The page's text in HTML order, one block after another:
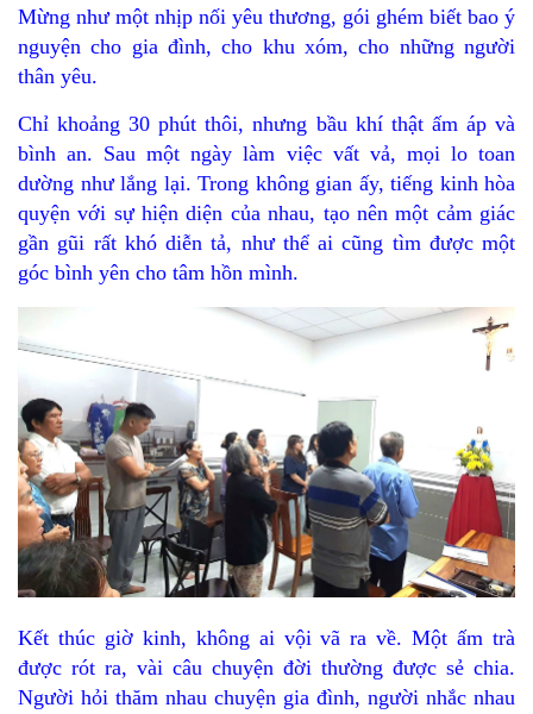
Mừng như một nhịp nối yêu thương, gói ghém biết bao ý
nguyện cho gia đình, cho khu xóm, cho những người
thân yêu.
Chỉ khoảng 30 phút thôi, nhưng bầu khí thật ấm áp và
bình an. Sau một ngày làm việc vất vả, mọi lo toan
dường như lắng lại. Trong không gian ấy, tiếng kinh hòa
quyện với sự hiện diện của nhau, tạo nên một cảm giác
gần gũi rất khó diễn tả, như thể ai cũng tìm được một
góc bình yên cho tâm hồn mình.
Kết thúc giờ kinh, không ai vội vã ra về. Một ấm trà
được rót ra, vài câu chuyện đời thường được sẻ chia.
Người hỏi thăm nhau chuyện gia đình, người nhắc nhau